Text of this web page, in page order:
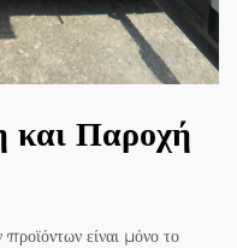
και Παροχή
είναι μόνο το